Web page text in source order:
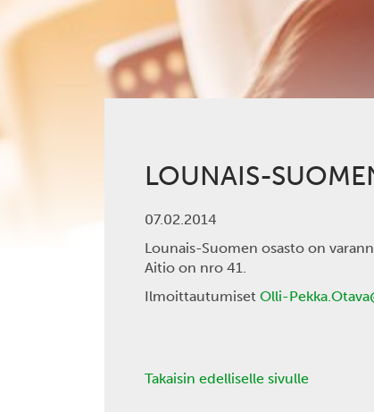
LOUNAIS-
07.02.2014
Lounais-Suomen osasto on
Aitio on nro 41.
Ilmoittautumiset Olli-
Takaisin edelliselle sivulle